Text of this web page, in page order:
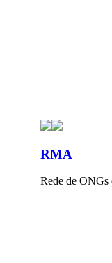
RMA
Rede de ONGs